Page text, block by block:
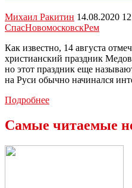
помощь
новомосковскому
обществу
инвалидов
к
Медовому
Спасу
Михаил Ракитин 14.08.2020
СпасНовомосковскРем
Как известно, 14 августа
христианский праздник
но этот праздник еще
на Руси обычно начинался
ПодробнееНовомосковск
православной
Самые читаемые